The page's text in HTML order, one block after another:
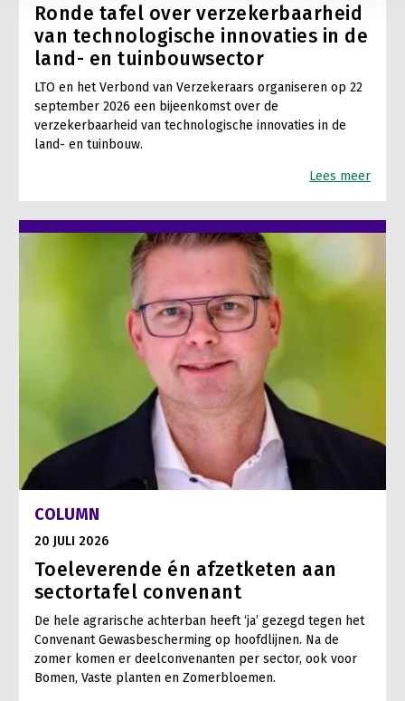
Ronde tafel over verzekerbaarheid
van technologische innovaties in de
land- en tuinbouwsector
LTO en het Verbond van Verzekeraars organiseren op 22
september 2026 een bijeenkomst over de
verzekerbaarheid van technologische innovaties in de
land- en tuinbouw.
Lees meer
COLUMN
20 JULI 2026
Toeleverende én afzetketen aan
sectortafel convenant
De hele agrarische achterban heeft ‘ja’ gezegd tegen het
Convenant Gewasbescherming op hoofdlijnen. Na de
zomer komen er deelconvenanten per sector, ook voor
Bomen, Vaste planten en Zomerbloemen.